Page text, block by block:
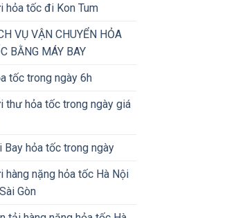
hỏa tốc đi Kon Tum
VỤ VẬN CHUYỂN HỎA
BẰNG MÁY BAY
tốc trong ngày 6h
thư hỏa tốc trong ngày giá
Bay hỏa tốc trong ngày
hàng nặng hỏa tốc Hà Nội
Gòn